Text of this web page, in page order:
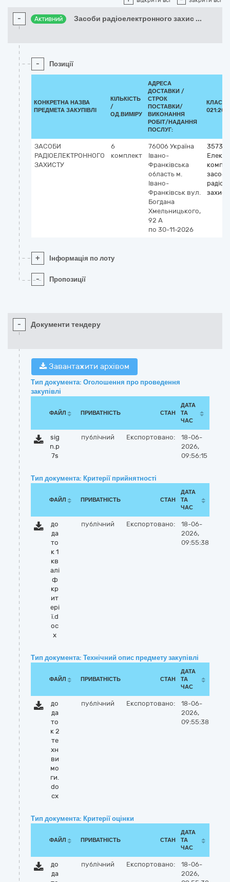
- Активний Засоби радіоелектронного захис ...
- Позиції
КОНКРЕТНА НАЗВА
ПРЕДМЕТА ЗАКУПІВЛІ
КІЛЬКІСТЬ
/
ОД.ВИМІРУ
АДРЕСА
ДОСТАВКИ /
СТРОК
ПОСТАВКИ/
ВИКОНАННЯ
РОБІТ/НАДАННЯ
ПОСЛУГ:
ЗАСОБИ
РАДІОЕЛЕКТРОННОГО
ЗАХИСТУ
6
комплект
76006 Україна
Івано-
Франківська
область м.
Івано-
Франківськ вул.
Богдана
Хмельницького,
92 А
по 30-11-2026
засоби
+ Інформація по лоту
- Пропозиції
- Документи тендеру
Завантажити архівом
Тип документа: Оголошення про проведення
закупівлі
ФАЙЛ ПРИВАТНІСТЬ СТАН
ДАТА
ТА
ЧАС
sig
n.p
7s
публічний Експортовано:
18-06-
2026,
09:56:15
Тип документа: Критерії прийнятності
ФАЙЛ ПРИВАТНІСТЬ СТАН
ДАТА
ТА
ЧАС
до
да
то
к 1
кв
алі
ф
кр
ит
ері
ї.d
oc
x
публічний Експортовано:
18-06-
2026,
09:55:38
Тип документа: Технічний опис предмету закупівлі
ФАЙЛ ПРИВАТНІСТЬ СТАН
ДАТА
ТА
ЧАС
до
да
то
к 2
те
хн
ви
мо
ги.
do
cx
публічний Експортовано:
18-06-
2026,
09:55:38
Тип документа: Критерії оцінки
ФАЙЛ ПРИВАТНІСТЬ СТАН
ДАТА
ТА
ЧАС
до
да
публічний Експортовано:
18-06-
2026,